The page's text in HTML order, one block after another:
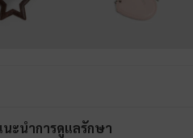
ะนำการดูแลรักษา